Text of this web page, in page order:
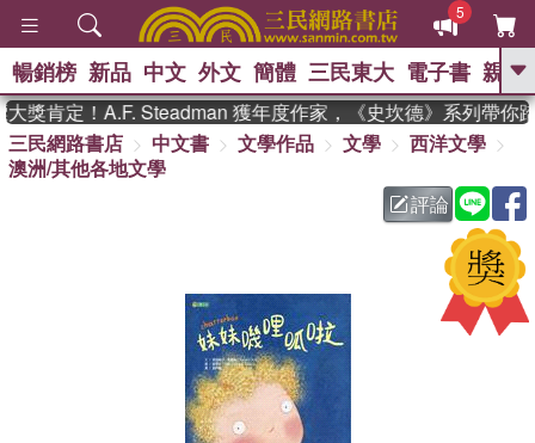
5
GO
熱搜： 東野圭吾 、 高希均教授回憶錄
暑期推薦 、 國際布克
方念華 、 台灣的李
數學女孩：黎曼猜想 、
暢銷榜 新品 中文 外文 簡體 三民東大 電子書 親子
獎肯定！A.F. Steadman 獲年度作家，《史坎德》系列帶你踏
三民網路書店
中文書 文學作品 文學
西洋文學
澳洲/其他各地文學
評論